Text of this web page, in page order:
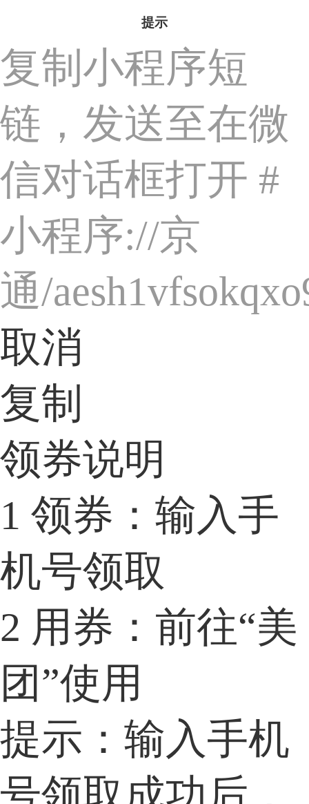
提示
复制小程序短
链，发送至在微
信对话框打开 #
小程序://京
通/
取消
复制
领券说明
1 领券：输入手
机号领取
2 用券：前往“美
团”使用
提示：输入手机